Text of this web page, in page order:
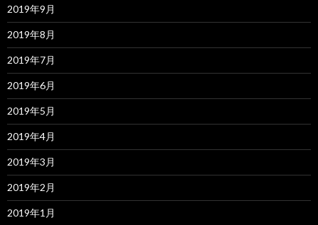
2019年9月
2019年8月
2019年7月
2019年6月
2019年5月
2019年4月
2019年3月
2019年2月
2019年1月